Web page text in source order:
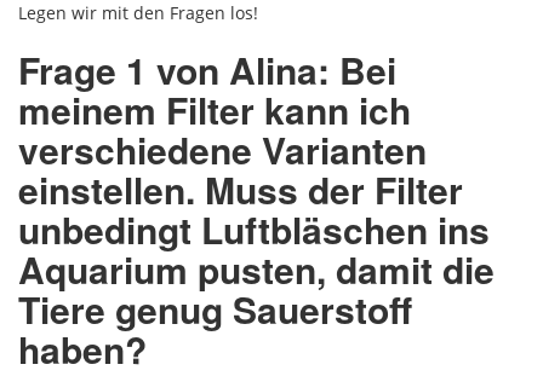
Legen wir mit den Fragen los!
Frage 1 von Alina: Bei
meinem Filter kann ich
verschiedene Varianten
einstellen. Muss der Filter
unbedingt Luftbläschen ins
Aquarium pusten, damit die
Tiere genug Sauerstoff
haben?